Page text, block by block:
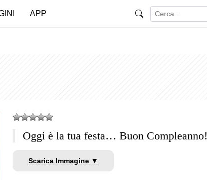
APP
Oggi è la tua festa… Buon Compleanno!
Scarica Immagine ▼